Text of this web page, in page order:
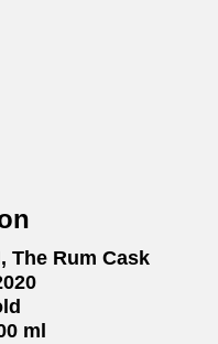
The Rum Cask
ml